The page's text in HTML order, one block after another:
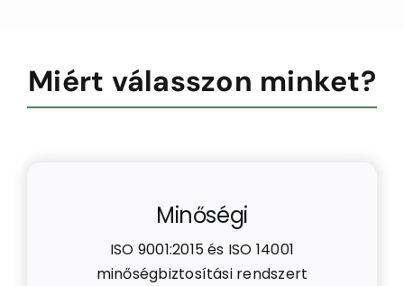
Miért válasszon minket?
Minőségi
ISO 9001:2015 és ISO 14001
minőségbiztosítási rendszert